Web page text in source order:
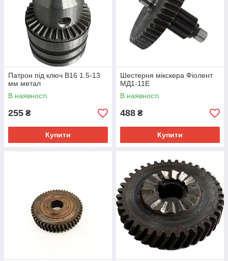
Патрон під ключ B16 1.5-13
мм метал
В наявності
255 ₴
Купити
Шестерня мікскера Фіолент
МД1-11Е
В наявності
488 ₴
Купити